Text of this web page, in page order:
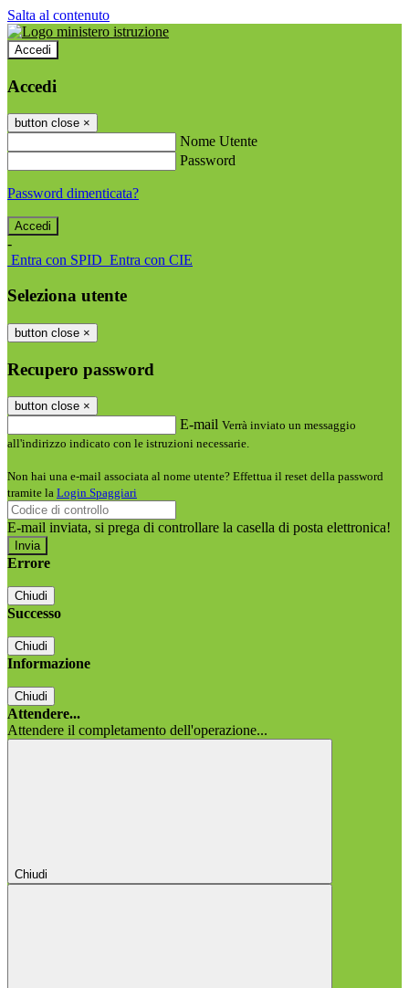
Salta al contenuto
Accedi
Accedi
button close ×
Nome Utente
Password
Password dimenticata?
-
Entra con SPID Entra con CIE
Seleziona utente
button close ×
Recupero password
button close ×
E-mail Verrà inviato un messaggio
all'indirizzo indicato con le istruzioni necessarie.
Non hai una e-mail associata al nome utente? Effettua il reset della password
tramite la Login Spaggiari
E-mail inviata, si prega di controllare la casella di posta elettronica!
Errore
Chiudi
Successo
Chiudi
Informazione
Chiudi
Attendere...
Attendere il completamento dell'operazione...
Chiudi